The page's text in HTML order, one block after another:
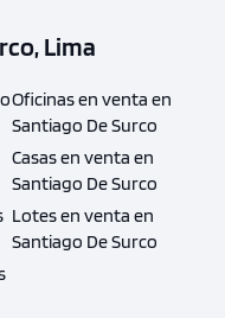
Lima
Oficinas en venta en
Santiago De Surco
Casas en venta en
Santiago De Surco
Lotes en venta en
Santiago De Surco